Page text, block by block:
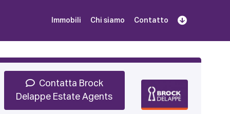
Immobili Chi siamo Contatto
Contatta Brock
Delappe Estate Agents